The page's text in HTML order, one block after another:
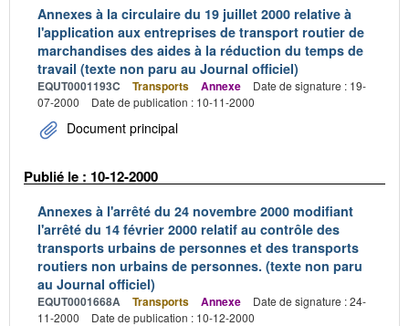
Annexes à la circulaire du 19 juillet 2000 relative à
l'application aux entreprises de transport routier de
marchandises des aides à la réduction du temps de
travail (texte non paru au Journal officiel)
EQUT0001193C Transports Annexe
Date de signature : 19-
07-2000
Date de publication : 10-11-2000
Document principal
Publié le : 10-12-2000
Annexes à l'arrêté du 24 novembre 2000 modifiant
l'arrêté du 14 février 2000 relatif au contrôle des
transports urbains de personnes et des transports
routiers non urbains de personnes. (texte non paru
au Journal officiel)
EQUT0001668A Transports Annexe
Date de signature : 24-
11-2000
Date de publication : 10-12-2000